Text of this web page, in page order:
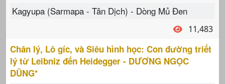
Kagyupa (Sarmapa - Tân Dịch) - Dòng Mủ Đen
11,483
Chân lý, Lô gíc, và Siêu hình học: Con đường triết
lý từ Leibniz đến Heidegger - DƯƠNG NGỌC
DŨNG*